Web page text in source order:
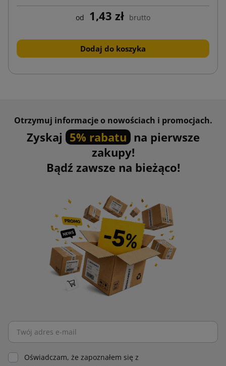
od 1,43 zł brutto
Dodaj do koszyka
Otrzymuj informacje o nowościach i promocjach.
Zyskaj 5% rabatu na pierwsze
zakupy!
Bądź zawsze na bieżąco!
Oświadczam, że zapoznałem się z